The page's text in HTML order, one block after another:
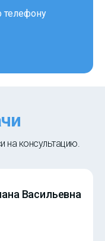
телефону
на консультацию.
Васильевна